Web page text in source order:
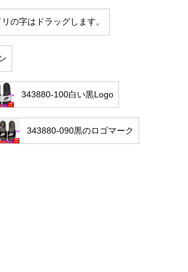
の字はドラッグします。
343880-100白い黒Logo
343880-090黒のロゴマーク